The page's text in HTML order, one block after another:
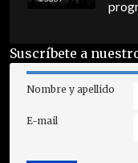
Suscríbete a
Nombre y apellido
E-mail